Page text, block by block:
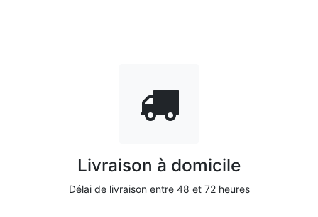
Livraison à domicile
Délai de livraison entre 48 et 72 heures